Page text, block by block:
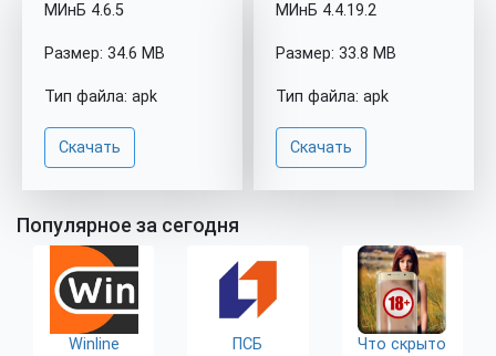
МИнБ 4.6.5
Размер: 34.6 MB
Тип файла: apk
Скачать
МИнБ 4.4.19.2
Размер: 33.8 MB
Тип файла: apk
Скачать
Популярное за сегодня
Winline ПСБ
Что скрыто